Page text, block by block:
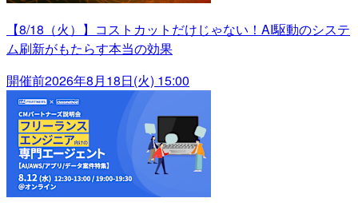
【8/18（火）】コストカットだけじゃない！AI駆動のシステ
ム刷新がもたらす本当の効果
開催前2026年8月18日(火) 15:00